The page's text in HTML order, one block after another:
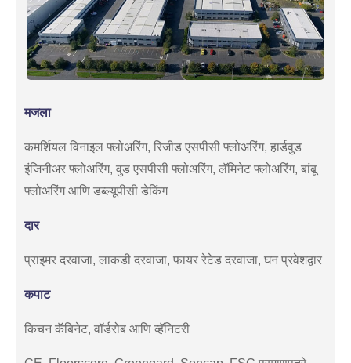
मजला
कमर्शियल विनाइल फ्लोअरिंग, रिजीड एसपीसी फ्लोअरिंग, हार्डवुड
इंजिनीअर फ्लोअरिंग, वुड एसपीसी फ्लोअरिंग, लॅमिनेट फ्लोअरिंग, बांबू
फ्लोअरिंग आणि डब्ल्यूपीसी डेकिंग
दार
प्राइमर दरवाजा, लाकडी दरवाजा, फायर रेटेड दरवाजा, घन प्रवेशद्वार
कपाट
किचन कॅबिनेट, वॉर्डरोब आणि व्हॅनिटरी